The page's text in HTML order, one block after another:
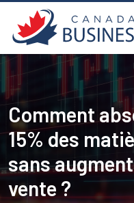
Comment
15% des
sans
vente ?